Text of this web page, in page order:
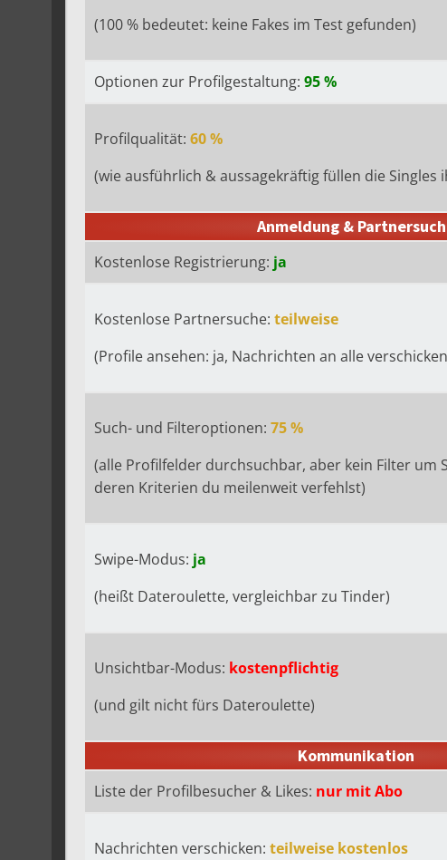
(100 % bedeutet: keine Fakes im Test gefunden)
Optionen zur Profilgestaltung: 95 %
Profilqualität: 60 %
(wie ausführlich & aussagekräftig füllen die Singles
Anmeldung &
Kostenlose Registrierung: ja
Kostenlose Partnersuche: teilweise
(Profile ansehen: ja, Nachrichten an alle
Such- und Filteroptionen: 75 %
(alle Profilfelder durchsuchbar, aber kein Filter um
deren Kriterien du meilenweit verfehlst)
Swipe-Modus: ja
(heißt Dateroulette, vergleichbar zu Tinder)
Unsichtbar-Modus: kostenpflichtig
(und gilt nicht fürs Dateroulette)
Kommunikation
Liste der Profilbesucher & Likes: nur mit Abo
Nachrichten verschicken: teilweise kostenlos